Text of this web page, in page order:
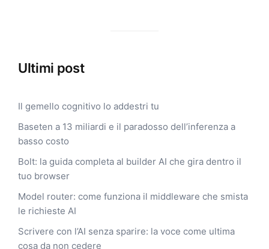
Ultimi post
Il gemello cognitivo lo addestri tu
Baseten a 13 miliardi e il paradosso dell’inferenza a
basso costo
Bolt: la guida completa al builder AI che gira dentro il
tuo browser
Model router: come funziona il middleware che smista
le richieste AI
Scrivere con l’AI senza sparire: la voce come ultima
cosa da non cedere